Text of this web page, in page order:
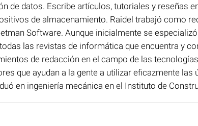
de datos. Escribe artículos, tutoriales y reseñas
de almacenamiento. Raidel trabajó como
Software. Aunque inicialmente se
las revistas de informática que encuentra y
de redacción en el campo de las
que ayudan a la gente a utilizar eficazmente
en ingeniería mecánica en el Instituto de